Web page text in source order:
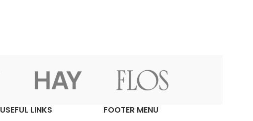
USEFUL LINKS FOOTER MENU